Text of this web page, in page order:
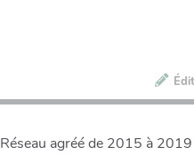
Réseau agréé de 2015 à